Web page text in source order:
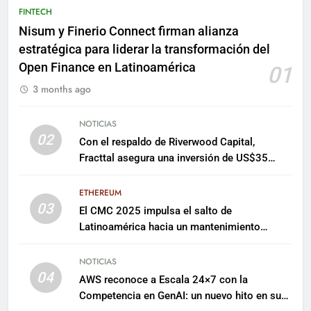
FINTECH
Nisum y Finerio Connect firman alianza
estratégica para liderar la transformación del
Open Finance en Latinoamérica
01
3 months ago
02
NOTICIAS
Con el respaldo de Riverwood Capital,
Fracttal asegura una inversión de US$35
03
ETHEREUM
El CMC 2025 impulsa el salto de
Latinoamérica hacia un mantenimiento
04
NOTICIAS
AWS reconoce a Escala 24×7 con la
Competencia en GenAI: un nuevo hito en su